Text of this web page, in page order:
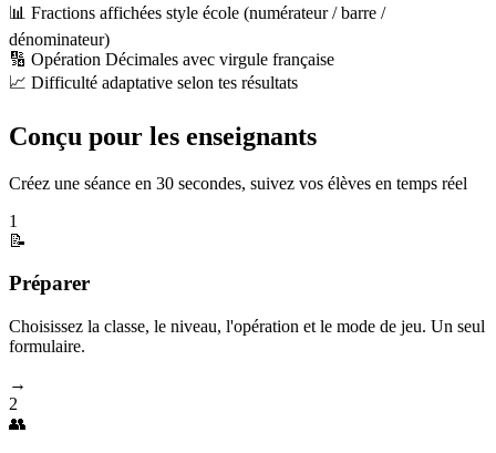
📊 Fractions affichées style école (numérateur / barre /
dénominateur)
🔢 Opération Décimales avec virgule française
📈 Difficulté adaptative selon tes résultats
Conçu pour les enseignants
Créez une séance en 30 secondes, suivez vos élèves en temps réel
1
📝
Préparer
Choisissez la classe, le niveau, l'opération et le mode de jeu. Un seul
formulaire.
→
2
👥